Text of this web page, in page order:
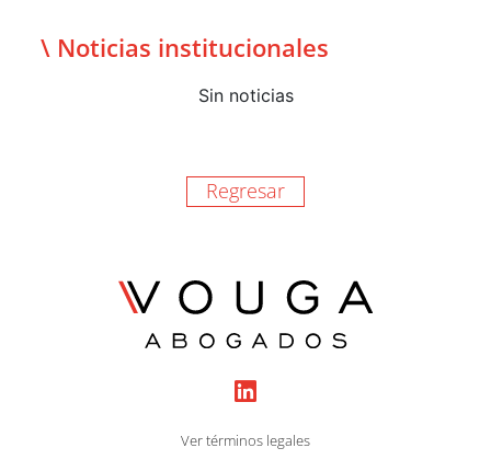
\ Noticias institucionales
Sin noticias
Regresar
Ver términos legales